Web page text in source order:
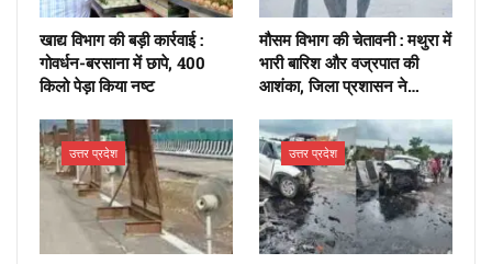
खाद्य विभाग की बड़ी कार्रवाई :
गोवर्धन-बरसाना में छापे, 400
किलो पेड़ा किया नष्ट
मौसम विभाग की चेतावनी : मथुरा में
भारी बारिश और वज्रपात की
आशंका, जिला प्रशासन ने…
उत्तर प्रदेश उत्तर प्रदेश